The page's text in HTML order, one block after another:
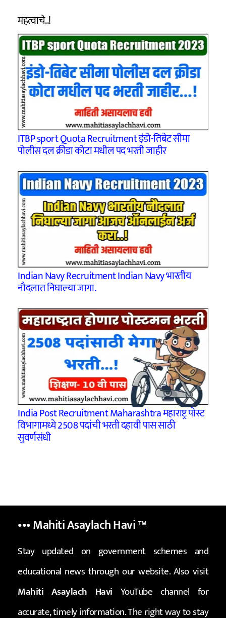
महत्वाचे..!
ITBP sport Quota Recruitment इंडो-तिबेट सीमा
पोलीस दल क्रीडा कोटा मधील पद भरती जाहीर
Indian Navy Recruitment Indian Navy भारतीय
नौदलात निघाल्या जागा.
India Post Recruitment Maharashtra महाराष्ट्र पोस्ट
विभागामध्ये 2508 पदांची भरती दहावी पास साठी
सुवर्णसंधी
••• Mahiti Asaylach Havi™
Stay updated on government schemes and
educational news through our website. Also visit
Mahiti Asaylach Havi YouTube channel for
accurate, timely information. The right way to stay